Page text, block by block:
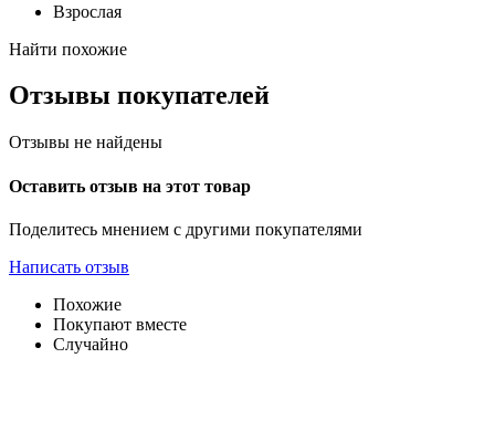
Взрослая
Найти похожие
Отзывы покупателей
Отзывы не найдены
Оставить отзыв на этот товар
Поделитесь мнением с другими покупателями
Написать отзыв
Похожие
Покупают вместе
Случайно